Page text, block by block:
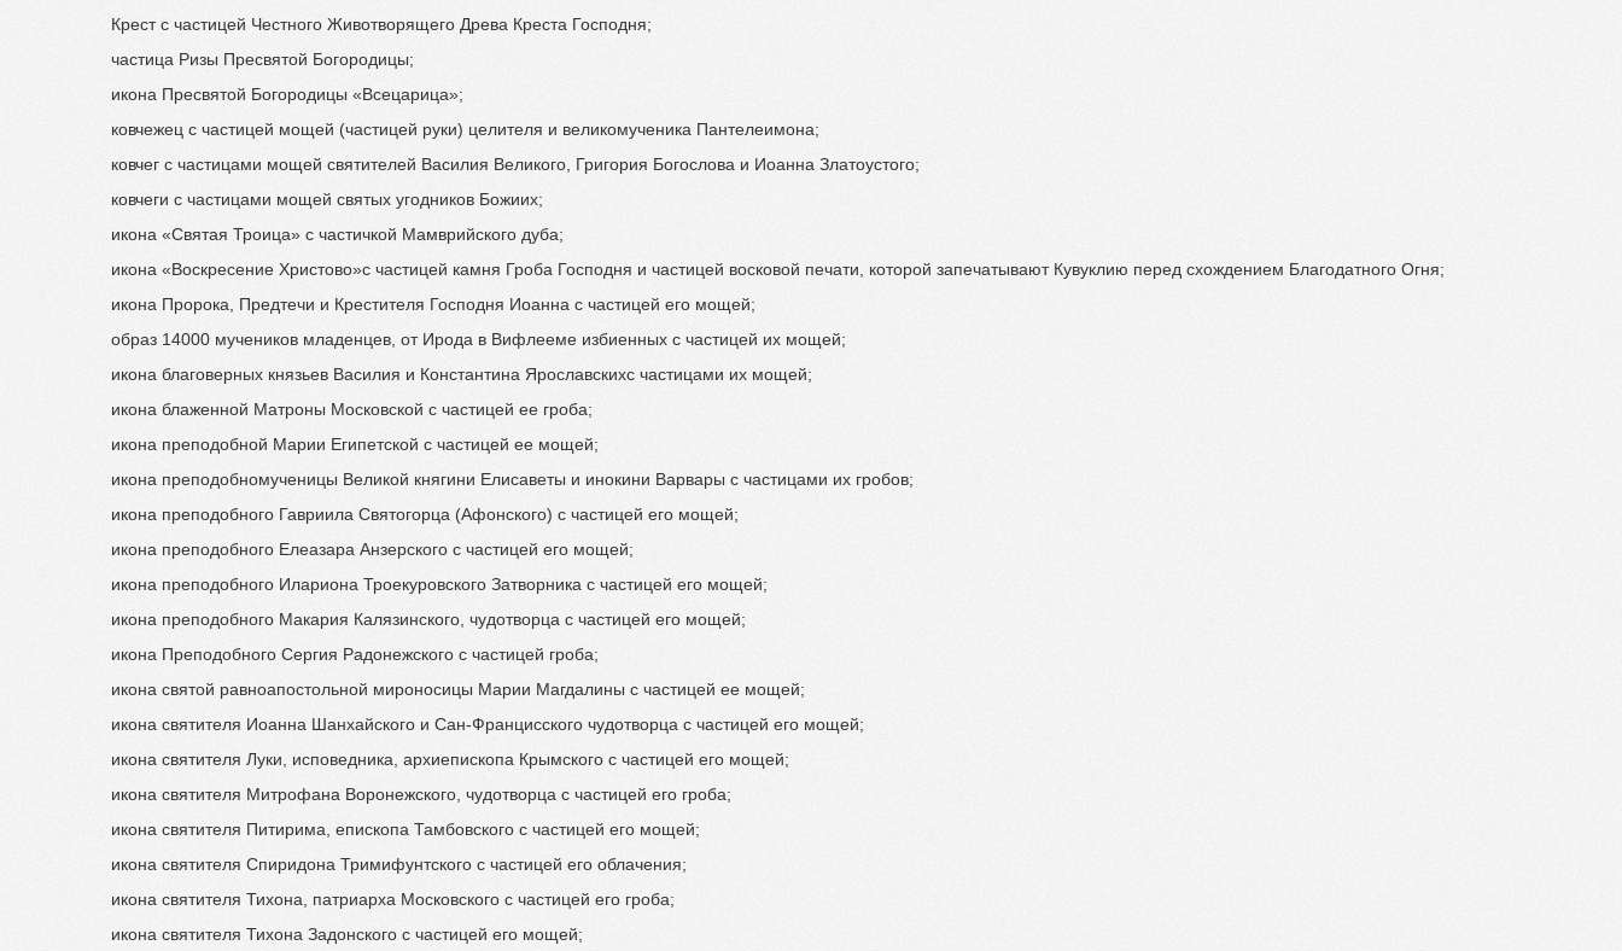
Крест с частицей Честного Животворящего Древа Креста Господня;
частица Ризы Пресвятой Богородицы;
икона Пресвятой Богородицы «Всецарица»;
ковчежец с частицей мощей (частицей руки) целителя и великомученика Пантелеимона;
ковчег с частицами мощей святителей Василия Великого, Григория Богослова и Иоанна Златоустого;
ковчеги с частицами мощей святых угодников Божиих;
икона «Святая Троица» с частичкой Мамврийского дуба;
икона «Воскресение Христово»с частицей камня Гроба Господня и частицей восковой печати, которой запечатывают Кувуклию перед схождением Благодатного Огня;
икона Пророка, Предтечи и Крестителя Господня Иоанна с частицей его мощей;
образ 14000 мучеников младенцев, от Ирода в Вифлееме избиенных с частицей их мощей;
икона благоверных князьев Василия и Константина Ярославскихс частицами их мощей;
икона блаженной Матроны Московской с частицей ее гроба;
икона преподобной Марии Египетской с частицей ее мощей;
икона преподобномученицы Великой княгини Елисаветы и инокини Варвары с частицами их гробов;
икона преподобного Гавриила Святогорца (Афонского) с частицей его мощей;
икона преподобного Елеазара Анзерского с частицей его мощей;
икона преподобного Илариона Троекуровского Затворника с частицей его мощей;
икона преподобного Макария Калязинского, чудотворца с частицей его мощей;
икона Преподобного Сергия Радонежского с частицей гроба;
икона cвятой равноапостольной мироносицы Марии Магдалины с частицей ее мощей;
икона святителя Иоанна Шанхайского и Сан-Францисского чудотворца с частицей его мощей;
икона святителя Луки, исповедника, архиепископа Крымского с частицей его мощей;
икона святителя Митрофана Воронежского, чудотворца с частицей его гроба;
икона святителя Питирима, епископа Тамбовского с частицей его мощей;
икона святителя Спиридона Тримифунтского с частицей его облачения;
икона святителя Тихона, патриарха Московского с частицей его гроба;
икона святителя Тихона Задонского с частицей его мощей;